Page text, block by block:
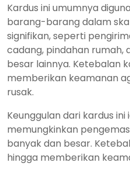
Kardus ini umumnya
barang-barang dalam
signifikan, seperti
cadang, pindahan rumah,
besar lainnya. Ketebalan
memberikan keamanan
rusak.
Keunggulan dari kardus
memungkinkan
banyak dan besar.
hingga memberikan